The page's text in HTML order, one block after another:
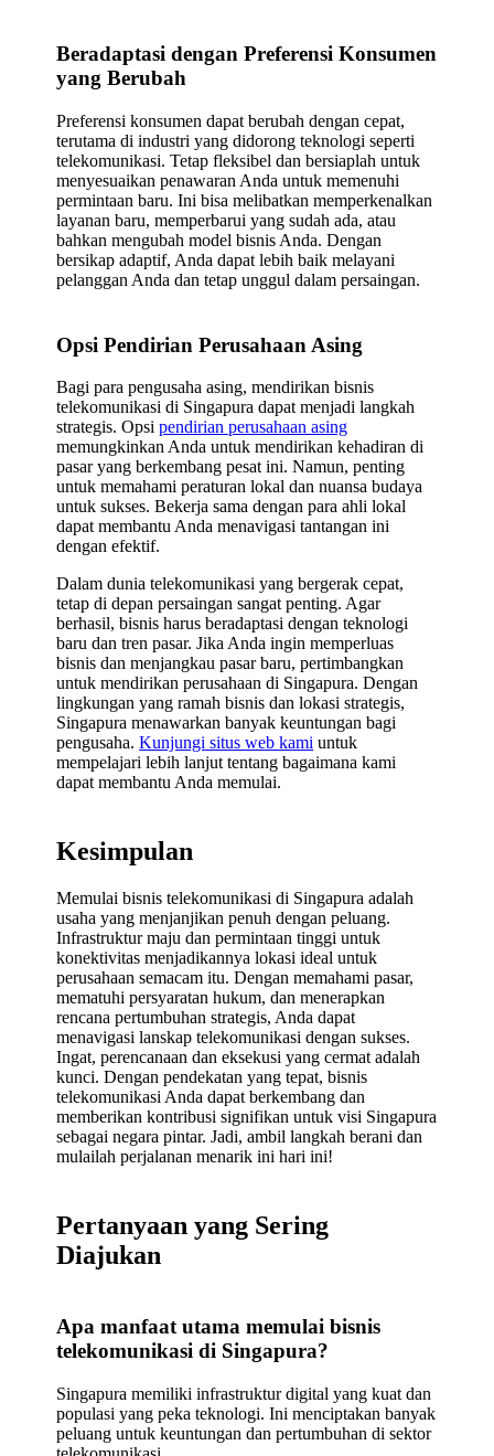
Beradaptasi dengan Preferensi Konsumen
yang Berubah
Preferensi konsumen dapat berubah dengan cepat,
terutama di industri yang didorong teknologi seperti
telekomunikasi. Tetap fleksibel dan bersiaplah untuk
menyesuaikan penawaran Anda untuk memenuhi
permintaan baru. Ini bisa melibatkan memperkenalkan
layanan baru, memperbarui yang sudah ada, atau
bahkan mengubah model bisnis Anda. Dengan
bersikap adaptif, Anda dapat lebih baik melayani
pelanggan Anda dan tetap unggul dalam persaingan.
Opsi Pendirian Perusahaan Asing
Bagi para pengusaha asing, mendirikan bisnis
telekomunikasi di Singapura dapat menjadi langkah
strategis. Opsipendirian perusahaan asing
memungkinkan Anda untuk mendirikan kehadiran di
pasar yang berkembang pesat ini. Namun, penting
untuk memahami peraturan lokal dan nuansa budaya
untuk sukses. Bekerja sama dengan para ahli lokal
dapat membantu Anda menavigasi tantangan ini
dengan efektif.
Dalam dunia telekomunikasi yang bergerak cepat,
tetap di depan persaingan sangat penting. Agar
berhasil, bisnis harus beradaptasi dengan teknologi
baru dan tren pasar. Jika Anda ingin memperluas
bisnis dan menjangkau pasar baru, pertimbangkan
untuk mendirikan perusahaan di Singapura. Dengan
lingkungan yang ramah bisnis dan lokasi strategis,
Singapura menawarkan banyak keuntungan bagi
pengusaha.Kunjungi situs web kami untuk
mempelajari lebih lanjut tentang bagaimana kami
dapat membantu Anda memulai.
Kesimpulan
Memulai bisnis telekomunikasi di Singapura adalah
usaha yang menjanjikan penuh dengan peluang.
Infrastruktur maju dan permintaan tinggi untuk
konektivitas menjadikannya lokasi ideal untuk
perusahaan semacam itu. Dengan memahami pasar,
mematuhi persyaratan hukum, dan menerapkan
rencana pertumbuhan strategis, Anda dapat
menavigasi lanskap telekomunikasi dengan sukses.
Ingat, perencanaan dan eksekusi yang cermat adalah
kunci. Dengan pendekatan yang tepat, bisnis
telekomunikasi Anda dapat berkembang dan
memberikan kontribusi signifikan untuk visi Singapura
sebagai negara pintar. Jadi, ambil langkah berani dan
mulailah perjalanan menarik ini hari ini!
Pertanyaan yang Sering
Diajukan
Apa manfaat utama memulai bisnis
telekomunikasi di Singapura?
Singapura memiliki infrastruktur digital yang kuat dan
populasi yang peka teknologi. Ini menciptakan banyak
peluang untuk keuntungan dan pertumbuhan di sektor